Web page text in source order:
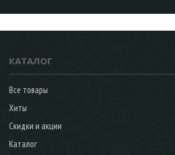
КАТАЛОГ
Все товары
Хиты
Скидки и акции
Каталог